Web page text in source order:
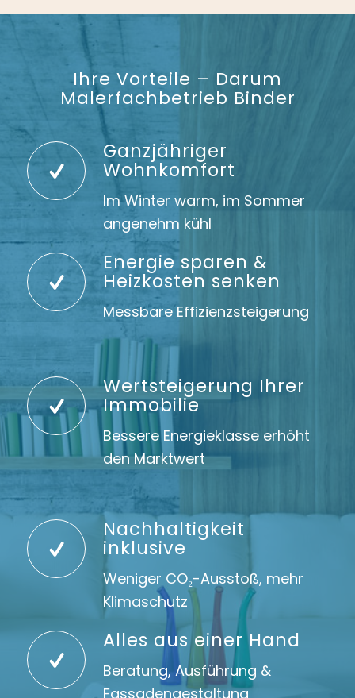
Ihre Vorteile – Darum
Malerfachbetrieb Binder
Ganzjähriger
Wohnkomfort
Im Winter warm, im Sommer
angenehm kühl
Energie sparen &
Heizkosten senken
Messbare Effizienzsteigerung
Wertsteigerung Ihrer
Immobilie
Bessere Energieklasse erhöht
den Marktwert
Nachhaltigkeit
inklusive
Weniger CO₂-Ausstoß, mehr
Klimaschutz
Alles aus einer Hand
Beratung, Ausführung &
Fassadengestaltung